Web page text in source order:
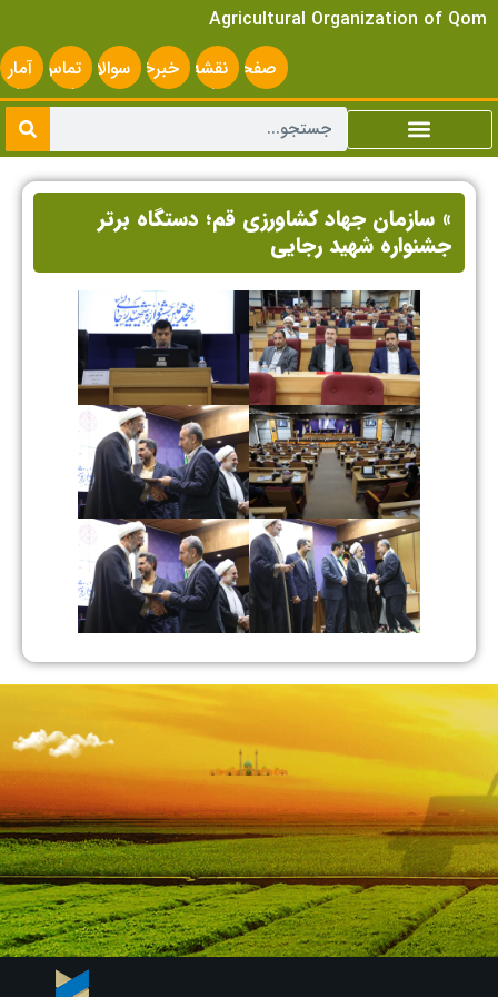
Agricultural Organization of Qom
صفحه
اصلی
نقشه
سایت
خبرخوانسوالات
متداول
تماس
با ما
آمار
» سازمان جهاد کشاورزی قم؛ دستگاه برتر
جشنواره شهید رجایی